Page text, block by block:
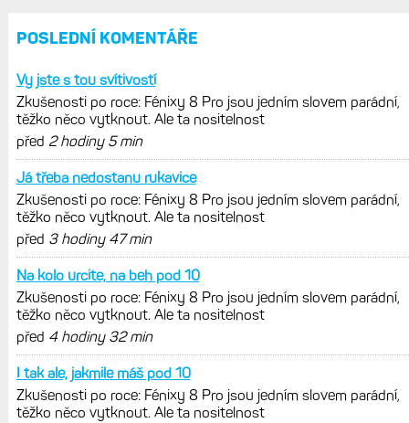
POSLEDNÍ KOMENTÁŘE
Vy jste s tou svítivostí
Zkušenosti po roce: Fénixy 8 Pro jsou jedním slovem parádní,
těžko něco vytknout. Ale ta nositelnost
před 2 hodiny 5 min
Já třeba nedostanu rukavice
Zkušenosti po roce: Fénixy 8 Pro jsou jedním slovem parádní,
těžko něco vytknout. Ale ta nositelnost
před 3 hodiny 47 min
Na kolo urcite, na beh pod 10
Zkušenosti po roce: Fénixy 8 Pro jsou jedním slovem parádní,
těžko něco vytknout. Ale ta nositelnost
před 4 hodiny 32 min
I tak ale, jakmile máš pod 10
Zkušenosti po roce: Fénixy 8 Pro jsou jedním slovem parádní,
těžko něco vytknout. Ale ta nositelnost